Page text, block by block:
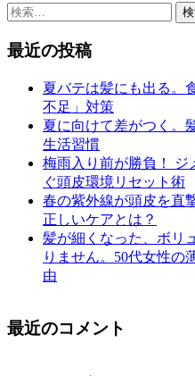
検
最近の投稿
夏バテは髪にも出る。
不足」対策
夏に向けて差がつく。
生活習慣
梅雨入り前が勝負！ ジ
ぐ頭皮環境リセット術
春の紫外線が頭皮を直
正しいケアとは？
髪が細くなった、ボリ
りません。50代女性の
由
最近のコメント